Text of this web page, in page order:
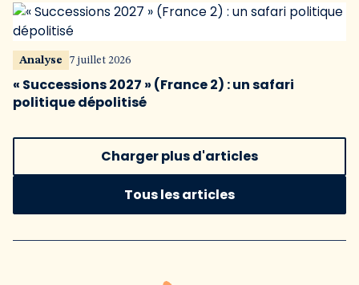
Analyse 7 juillet 2026
« Successions 2027 » (France 2) : un safari
politique dépolitisé
Charger plus d'articles
Tous les articles